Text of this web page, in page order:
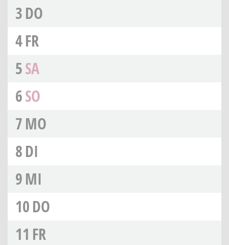
3DO
4FR
5SA
6SO
7MO
8DI
9MI
10DO
11 FR